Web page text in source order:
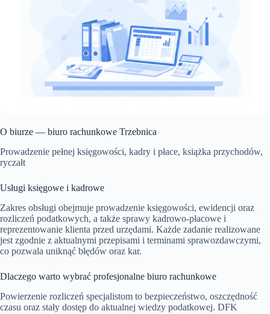
O biurze — biuro rachunkowe Trzebnica
Prowadzenie pełnej księgowości, kadry i płace, książka przychodów,
ryczałt
Usługi księgowe i kadrowe
Zakres obsługi obejmuje prowadzenie księgowości, ewidencji oraz
rozliczeń podatkowych, a także sprawy kadrowo-płacowe i
reprezentowanie klienta przed urzędami. Każde zadanie realizowane
jest zgodnie z aktualnymi przepisami i terminami sprawozdawczymi,
co pozwala uniknąć błędów oraz kar.
Dlaczego warto wybrać profesjonalne biuro rachunkowe
Powierzenie rozliczeń specjalistom to bezpieczeństwo, oszczędność
czasu oraz stały dostęp do aktualnej wiedzy podatkowej. DFK